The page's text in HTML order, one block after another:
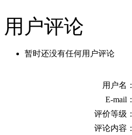
用户评论
暂时还没有任何用户评论
用户名：
E-mail：
评价等级：
评论内容：